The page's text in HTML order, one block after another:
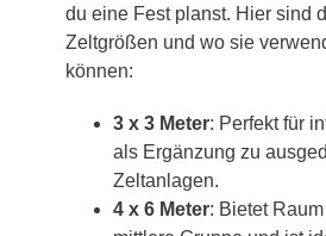
du eine Fest planst. Hier sind
Zeltgrößen und wo sie
können:
3 x 3 Meter: Perfekt für
als Ergänzung zu
Zeltanlagen.
4 x 6 Meter: Bietet